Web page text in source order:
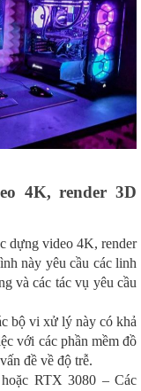
4K, render 3D
dựng video 4K, render
này yêu cầu các linh
và các tác vụ yêu cầu
bộ vi xử lý này có khả
với các phần mềm đồ
đề về độ trễ.
RTX 3080 – Các